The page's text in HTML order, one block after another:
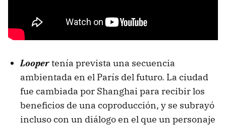
Loopertenía prevista una secuencia
ambientada en el París del futuro. La ciudad
fue cambiada por Shanghai para recibir los
beneficios de una coproducción, y se subrayó
incluso con un diálogo en el que un personaje